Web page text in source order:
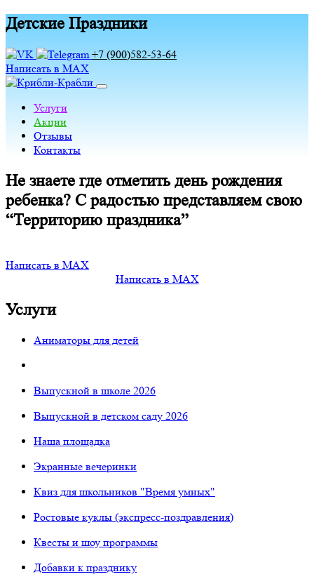
Детские Праздники
+7 (900)582-53-64
Написать в MAX
Услуги
Акции
Отзывы
Контакты
Не знаете где отметить день рождения
ребенка? С радостью представляем свою
“Территорию праздника”
Написать в MAX
Написать в MAX
Услуги
Аниматоры для детей
Выпускной в школе 2026
Выпускной в детском саду 2026
Наша площадка
Экранные вечеринки
Квиз для школьников "Время умных"
Ростовые куклы (экспресс-поздравления)
Квесты и шоу программы
Добавки к празднику